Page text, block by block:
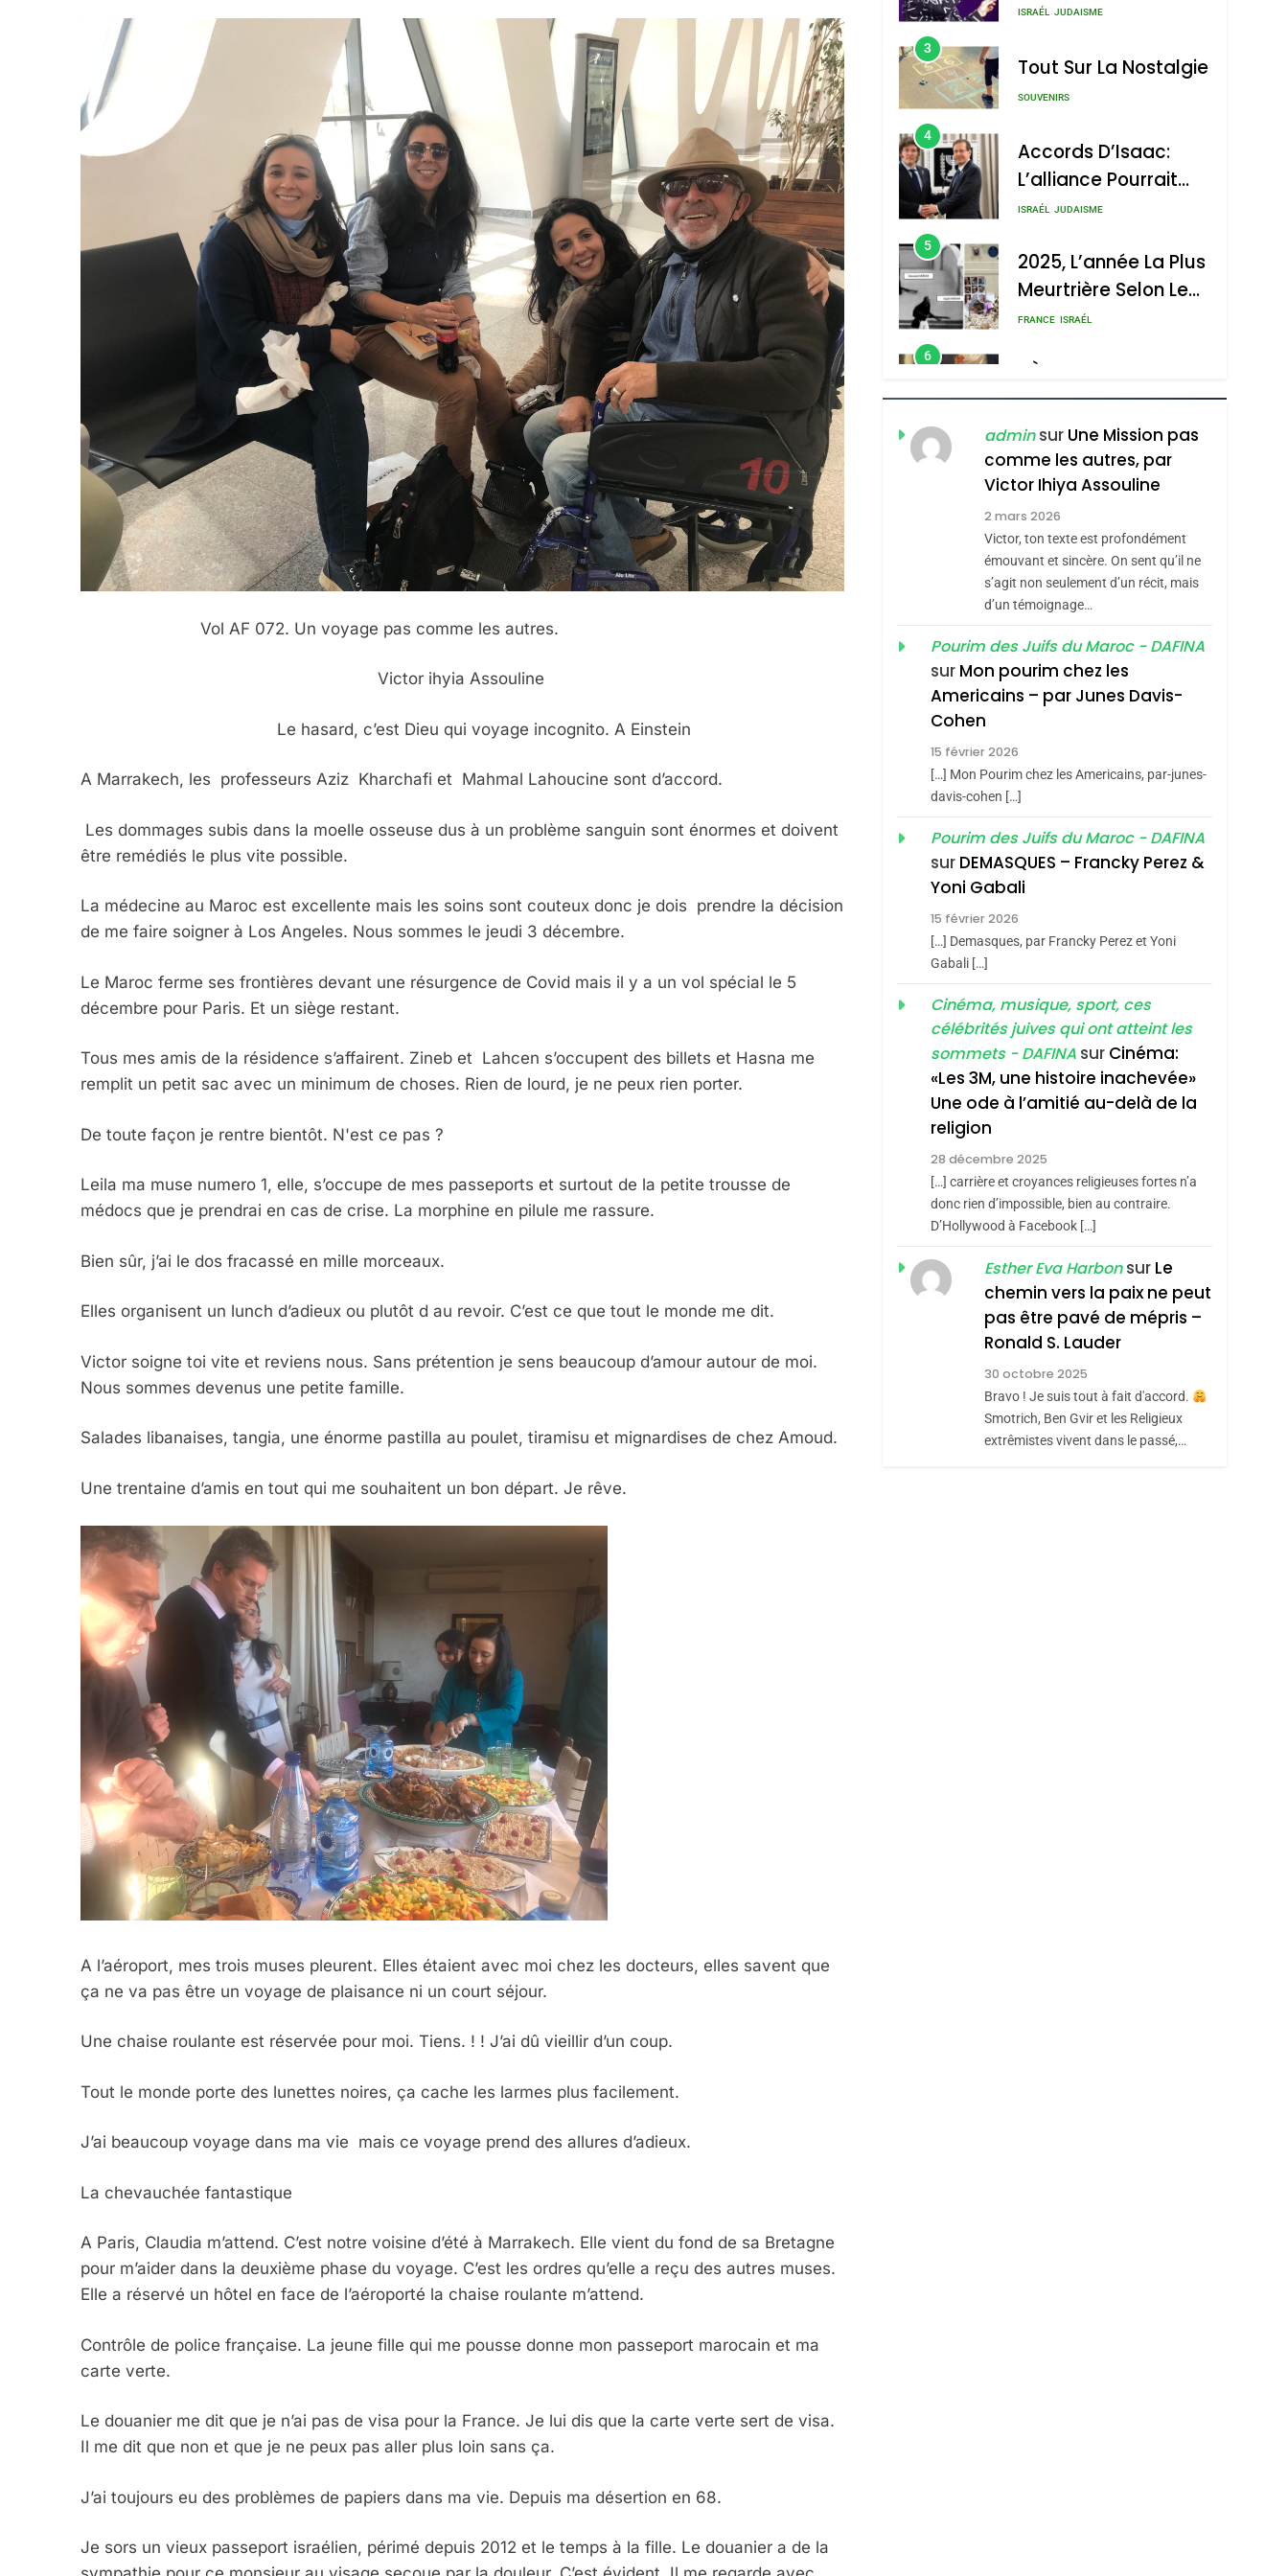
Vol AF 072. Un voyage pas comme les autres.
Victor ihyia Assouline
Le hasard, c’est Dieu qui voyage incognito. A Einstein
A Marrakech, les professeurs Aziz Kharchafi et Mahmal Lahoucine sont d’accord.
Les dommages subis dans la moelle osseuse dus à un problème sanguin sont énormes et doivent
être remédiés le plus vite possible.
La médecine au Maroc est excellente mais les soins sont couteux donc je dois prendre la décision
de me faire soigner à Los Angeles. Nous sommes le jeudi 3 décembre.
Le Maroc ferme ses frontières devant une résurgence de Covid mais il y a un vol spécial le 5
décembre pour Paris. Et un siège restant.
Tous mes amis de la résidence s’affairent. Zineb et Lahcen s’occupent des billets et Hasna me
remplit un petit sac avec un minimum de choses. Rien de lourd, je ne peux rien porter.
De toute façon je rentre bientôt. N'est ce pas ?
Leila ma muse numero 1, elle, s’occupe de mes passeports et surtout de la petite trousse de
médocs que je prendrai en cas de crise. La morphine en pilule me rassure.
Bien sûr, j’ai le dos fracassé en mille morceaux.
Elles organisent un lunch d’adieux ou plutôt d au revoir. C’est ce que tout le monde me dit.
Victor soigne toi vite et reviens nous. Sans prétention je sens beaucoup d’amour autour de moi.
Nous sommes devenus une petite famille.
Salades libanaises, tangia, une énorme pastilla au poulet, tiramisu et mignardises de chez Amoud.
Une trentaine d’amis en tout qui me souhaitent un bon départ. Je rêve.
A l’aéroport, mes trois muses pleurent. Elles étaient avec moi chez les docteurs, elles savent que
ça ne va pas être un voyage de plaisance ni un court séjour.
Une chaise roulante est réservée pour moi. Tiens. ! ! J’ai dû vieillir d’un coup.
Tout le monde porte des lunettes noires, ça cache les larmes plus facilement.
J’ai beaucoup voyage dans ma vie mais ce voyage prend des allures d’adieux.
La chevauchée fantastique
A Paris, Claudia m’attend. C’est notre voisine d’été à Marrakech. Elle vient du fond de sa Bretagne
pour m’aider dans la deuxième phase du voyage. C’est les ordres qu’elle a reçu des autres muses.
Elle a réservé un hôtel en face de l’aéroporté la chaise roulante m’attend.
Contrôle de police française. La jeune fille qui me pousse donne mon passeport marocain et ma
carte verte.
Le douanier me dit que je n’ai pas de visa pour la France. Je lui dis que la carte verte sert de visa.
Il me dit que non et que je ne peux pas aller plus loin sans ça.
J’ai toujours eu des problèmes de papiers dans ma vie. Depuis ma désertion en 68.
Je sors un vieux passeport israélien, périmé depuis 2012 et le temps à la fille. Le douanier a de la
Nouvelle Chanson De
ISRAÉL JUDAISME
3
Tout Sur La Nostalgie
SOUVENIRS
4
Accords D’Isaac:
L’alliance Pourrait
S’étendre À 13 Pays
ISRAÉL JUDAISME
5
2025, L’année La Plus
Meurtrière Selon Le
Rapport D’ADL
FRANCE ISRAÉL
6
FIÈRE, DIGNE ET
RÉSILIENTE :
POURQUOI JE
REVENDIQUE MA
JUDAÏTE Par Thérèse
Zrihen-Dvir
ISRAÉL JUDAISME
CE QUI NOUS
MANQUE – Jacques
Hadida
JUDAISME
Maroc : Les Amandes
De Tafraout, Le Miel
De Tadla Azilal
Consacrés Produits
Du Terroir
DAFINA MAROC
Oeil Ravageur –
2
Dis Guerre»: La
Nouvelle Chanson De
Boy George
ISRAÉL JUDAISME
Accords D’Isaac:
L’alliance Pourrait
S’étendre À 13 Pays
D’Amérique Latine
ISRAÉL JUDAISME
5
Meurtrière Selon Le
Rapport D’ADL
Contre
L’antisémitisme
FRANCE ISRAÉL
FIÈRE, DIGNE ET
RÉSILIENTE :
POURQUOI JE
REVENDIQUE MA
JUDAÏTE Par Thérèse
Zrihen-Dvir
ISRAÉL JUDAISME
CE QUI NOUS
MANQUE – Jacques
Hadida
JUDAISME
Maroc : Les Amandes
adminsur Une Mission pas
comme les autres, par
Victor Ihiya Assouline
2 mars 2026
Victor, ton texte est profondément
émouvant et sincère. On sent qu’il ne
s’agit non seulement d’un récit, mais
d’un témoignage…
Pourim des Juifs du Maroc - DAFINA
sur Mon pourim chez les
Americains – par Junes Davis-
Cohen
15 février 2026
[…] Mon Pourim chez les Americains, par-junes-
davis-cohen […]
Pourim des Juifs du Maroc - DAFINA
sur DEMASQUES – Francky Perez &
Yoni Gabali
15 février 2026
[…] Demasques, par Francky Perez et Yoni
Gabali […]
Cinéma, musique, sport, ces
célébrités juives qui ont atteint les
sommets - DAFINA sur Cinéma:
«Les 3M, une histoire inachevée»
Une ode à l’amitié au-delà de la
religion
28 décembre 2025
[…] carrière et croyances religieuses fortes n’a
donc rien d’impossible, bien au contraire.
D’Hollywood à Facebook […]
Esther Eva Harbonsur Le
chemin vers la paix ne peut
pas être pavé de mépris –
Ronald S. Lauder
30 octobre 2025
Bravo ! Je suis tout à fait d'accord.
Smotrich, Ben Gvir et les Religieux
extrêmistes vivent dans le passé,…